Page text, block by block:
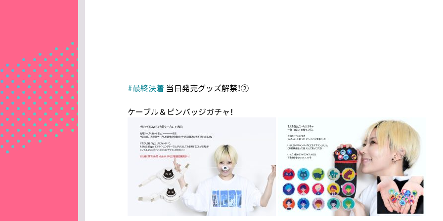
#最終決着 当日発売グッズ解禁！②
ケーブル＆ピンバッジガチャ！